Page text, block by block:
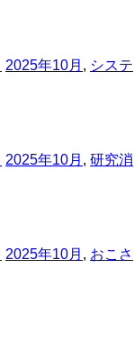
2025年10月 , システ
2025年10月 , 研究消
2025年10月 , おこさ